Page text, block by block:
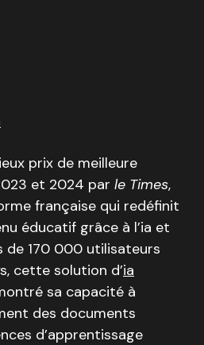
prix de meilleure
et 2024 par le Times,
française qui redéfinit
éducatif grâce à l’ia et
de 170 000 utilisateurs
cette solution d’ia
sa capacité à
des documents
d’apprentissage